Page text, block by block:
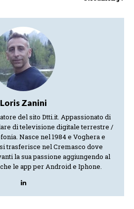
Loris Zanini
del sito Dtti.it. Appassionato di
di televisione digitale terrestre /
Nasce nel 1984 e Voghera e
trasferisce nel Cremasco dove
la sua passione aggiungendo al
le app per Android e Iphone.